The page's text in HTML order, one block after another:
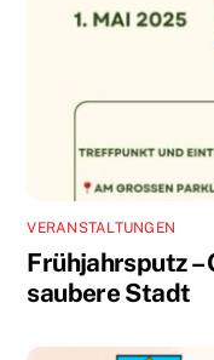
VERANSTALTUNGEN
Frühjahrsputz –
saubere Stadt